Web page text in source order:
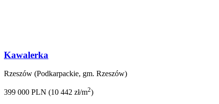
Kawalerka
Rzeszów (Podkarpackie, gm. Rzeszów)
399 000 PLN (10 442 zł/m2)